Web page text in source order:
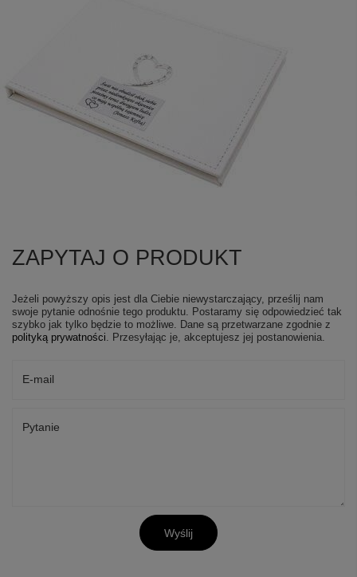
ZAPYTAJ O PRODUKT
Jeżeli powyższy opis jest dla Ciebie niewystarczający, prześlij nam
swoje pytanie odnośnie tego produktu. Postaramy się odpowiedzieć tak
szybko jak tylko będzie to możliwe. Dane są przetwarzane zgodnie z
polityką prywatności. Przesyłając je, akceptujesz jej postanowienia.
E-mail
Pytanie
Wyślij